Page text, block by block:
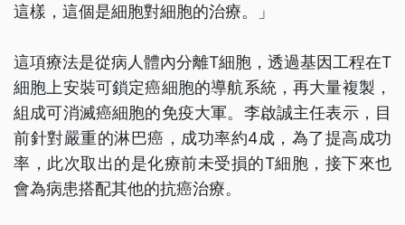
這樣，這個是細胞對細胞的治療。」
這項療法是從病人體內分離T細胞，透過基因工程在T
細胞上安裝可鎖定癌細胞的導航系統，再大量複製，
組成可消滅癌細胞的免疫大軍。李啟誠主任表示，目
前針對嚴重的淋巴癌，成功率約4成，為了提高成功
率，此次取出的是化療前未受損的T細胞，接下來也
會為病患搭配其他的抗癌治療。